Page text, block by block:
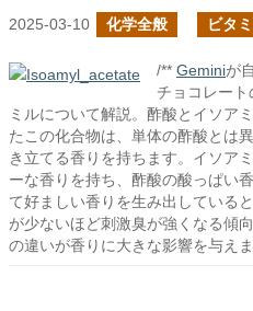
2025-03-10 化学全般 ビタ
/** Geminiが
チョコレー
ミルについて解説。酢酸とイソア
たこの化合物は、単体の酢酸とは
き立てる香りを持ちます。イソア
ーな香りを持ち、酢酸の酸っぱい
て好ましい香りを生み出している
が少ないほど刺激臭が強くなる傾
の違いが香りに大きな影響を与えま